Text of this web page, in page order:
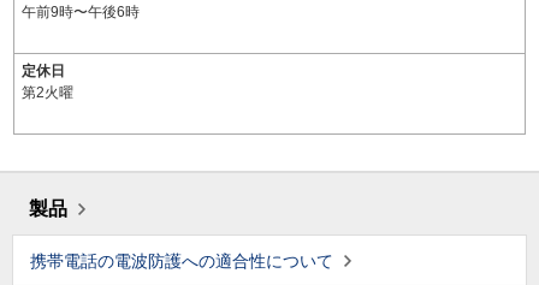
午前9時〜午後6時
定休日
第2火曜
製品
携帯電話の電波防護への適合性について